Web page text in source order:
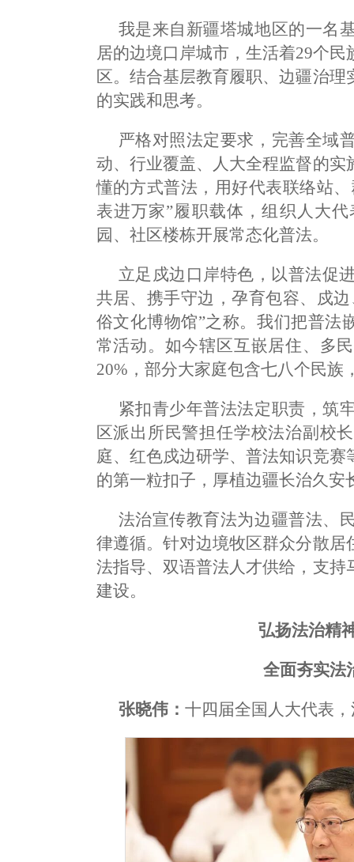
我是来自新疆塔城地区的一名
居的边境口岸城市，生活着29个
区。结合基层教育履职、边疆治
的实践和思考。
严格对照法定要求，完善全域
动、行业覆盖、人大全程监督的
懂的方式普法，用好代表联络站
表进万家”履职载体，组织人大
园、社区楼栋开展常态化普法。
立足戍边口岸特色，以普法促
共居、携手守边，孕育包容、戍
俗文化博物馆”之称。我们把普法
常活动。如今辖区互嵌居住、多
20%，部分大家庭包含七八个民
紧扣青少年普法法定职责，筑
区派出所民警担任学校法治副校
庭、红色戍边研学、普法知识竞
的第一粒扣子，厚植边疆长治久安
法治宣传教育法为边疆普法、
律遵循。针对边境牧区群众分散
法指导、双语普法人才供给，支
建设。
弘扬法治精
全面夯实法
张晓伟： 十四届全国人大代表